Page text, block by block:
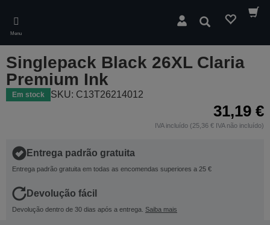
main
content
Menu
Pesquisar
Singlepack Black 26XL Claria
Premium Ink
Em stock SKU: C13T26214012
31,19 €
IVA incluído (25,36 € IVA não incluído)
Entrega padrão gratuita
Entrega padrão gratuita em todas as encomendas superiores a 25 €
Devolução fácil
Devolução dentro de 30 dias após a entrega. Saiba mais